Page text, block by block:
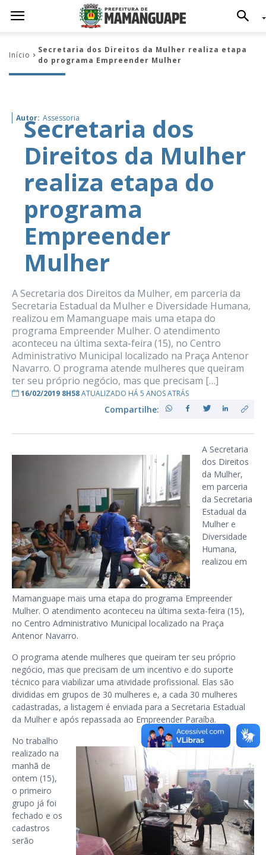
Início
Secretaria dos Direitos da Mulher realiza etapa
do programa Empreender Mulher
Autor: Assessoria
Secretaria dos
Direitos da Mulher
realiza etapa do
programa
Empreender
Mulher
A Secretaria dos Direitos da Mulher, em parceria da
Secretaria Estadual da Mulher e Diversidade Humana,
realizou em Mamanguape mais uma etapa do
programa Empreender Mulher. O atendimento
aconteceu na última sexta-feira (15), no Centro
Administrativo Municipal localizado na Praça Antenor
Navarro. O programa atende mulheres que queiram
ter seu próprio negócio, mas que precisam […]
16/02/2019 8H58ATUALIZADO HÁ 5 ANOS ATRÁS
Compartilhe:
A Secretaria
dos Direitos
da Mulher,
em parceria
da Secretaria
Estadual da
Mulher e
Diversidade
Humana,
realizou em
Mamanguape mais uma etapa do programa Empreender
Mulher. O atendimento aconteceu na última sexta-feira (15),
no Centro Administrativo Municipal localizado na Praça
Antenor Navarro.
O programa atende mulheres que queiram ter seu próprio
negócio, mas que precisam de um incentivo e do suporte
técnico para viabilizar uma atividade profissional. Elas são
divididas em grupos de 30 mulheres e, a cada 30 mulheres
cadastradas, a listagem é enviada para a Secretaria Estadual
da Mulher e após repassada ao Empreender Paraíba.
No trabalho
realizado na
manhã de
ontem (15),
o primeiro
grupo já foi
fechado e os
cadastros
serão